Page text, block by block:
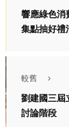
響應綠色消
集點抽好禮
較舊
劉建國三
討論階段